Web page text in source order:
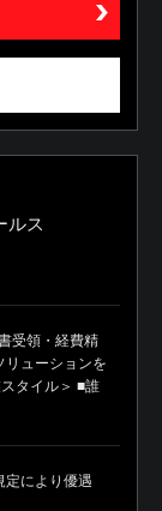
ルス
受領・経費精
リューションを
タイル＞ ■誰
定により優遇